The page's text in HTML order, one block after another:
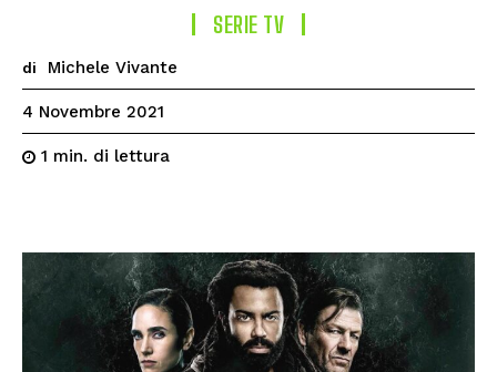
SERIE TV
di Michele Vivante
4 Novembre 2021
1 min. di lettura